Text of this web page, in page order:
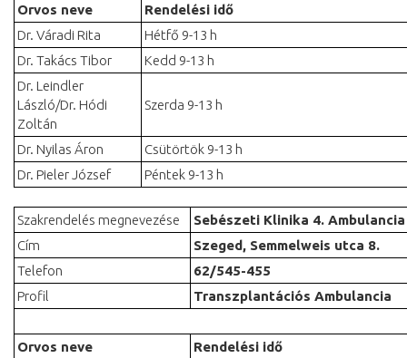
Orvos neve
Rendelési idő
Dr. Váradi Rita
Hétfő 9-13 h
Dr. Takács Tibor
Kedd 9-13 h
Dr. Leindler
László/Dr. Hódi
Zoltán
Szerda 9-13 h
Dr. Nyilas Áron
Csütörtök 9-13 h
Dr. Pieler József
Péntek 9-13 h
Szakrendelés megnevezése
Sebészeti Klinika 4. Ambulancia
Cím
Szeged, Semmelweis utca 8.
Telefon
62/545-455
Profil
Transzplantációs Ambulancia
Orvos neve
Rendelési idő